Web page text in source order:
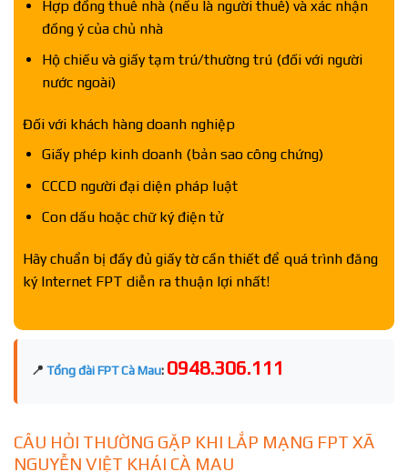
Hợp đồng thuê nhà (nếu là người thuê) và xác nhận
đồng ý của chủ nhà
Hộ chiếu và giấy tạm trú/thường trú (đối với người
nước ngoài)
Đối với khách hàng doanh nghiệp
Giấy phép kinh doanh (bản sao công chứng)
CCCD người đại diện pháp luật
Con dấu hoặc chữ ký điện tử
Hãy chuẩn bị đầy đủ giấy tờ cần thiết để quá trình đăng
ký Internet FPT diễn ra thuận lợi nhất!
📍 Tổng đài FPT Cà Mau: 0948.306.111
CÂU HỎI THƯỜNG GẶP KHI LẮP MẠNG FPT XÃ
NGUYỄN VIỆT KHÁI CÀ MAU